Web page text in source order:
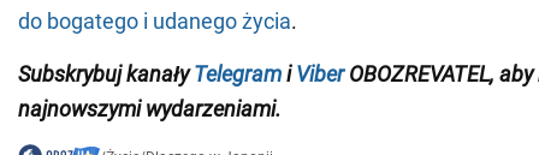
do bogatego i udanego życia.
SubskrybujkanałyTelegramiViberOBOZREVATEL, aby
najnowszymi wydarzeniami.